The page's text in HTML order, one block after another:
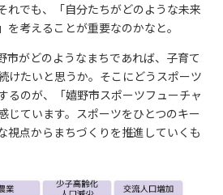
れでも、「自分たちがどのような未来
を考えることが重要なのかなと。
市がどのようなまちであれば、子育て
けたいと思うか。そこにどうスポーツ
るのが、「嬉野市スポーツフューチャ
じています。スポーツをひとつのキー
視点からまちづくりを推進していくも